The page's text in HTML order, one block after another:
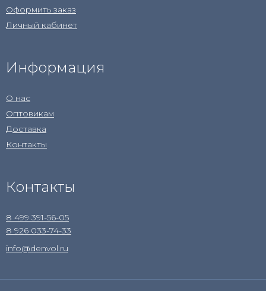
Оформить заказ
Личный кабинет
Информация
О нас
Оптовикам
Доставка
Контакты
Контакты
8 499 391-56-05
8 926 033-74-33
info@denvol.ru